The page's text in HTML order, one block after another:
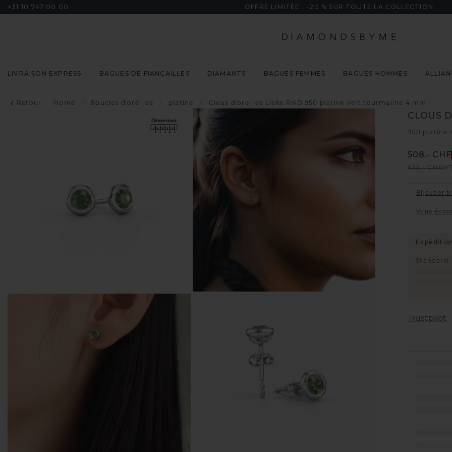
+31 10 747 00 00 OFFRE LIMITÉE : -20 % SUR TOUTE LA COLLECTION
LIVRAISON EXPRESS BAGUES DE FIANÇAILLES DIAMANTS BAGUES FEMMES BAGUES HOMMES
Retour Home Boucles d'oreilles platine Clous d'oreilles Lieke RND 950 platine Vert tourmaline 4 mm
CLOUS
950 platine
508.- CHF
635.- CHF
Bijoutier
Vous
Standard :
Trustpilot